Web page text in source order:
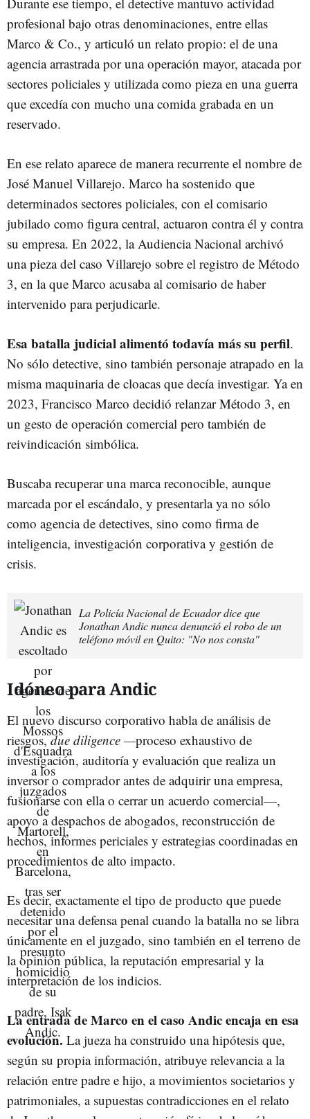
profesional bajo otras denominaciones, entre ellas
Marco & Co., y articuló un relato propio: el de una
agencia arrastrada por una operación mayor, atacada por
sectores policiales y utilizada como pieza en una guerra
que excedía con mucho una comida grabada en un
reservado.
En ese relato aparece de manera recurrente el nombre de
José Manuel Villarejo. Marco ha sostenido que
determinados sectores policiales, con el comisario
jubilado como figura central, actuaron contra él y contra
su empresa. En 2022, la Audiencia Nacional archivó
una pieza del caso Villarejo sobre el registro de Método
3, en la que Marco acusaba al comisario de haber
intervenido para perjudicarle.
Esa batalla judicial alimentó todavía más su perfil.
No sólo detective, sino también personaje atrapado en la
misma maquinaria de cloacas que decía investigar. Ya en
2023, Francisco Marco decidió relanzar Método 3, en
un gesto de operación comercial pero también de
reivindicación simbólica.
Buscaba recuperar una marca reconocible, aunque
marcada por el escándalo, y presentarla ya no sólo
como agencia de detectives, sino como firma de
inteligencia, investigación corporativa y gestión de
crisis.
La Policía Nacional de Ecuador dice que
Jonathan Andic nunca denunció el robo de un
teléfono móvil en Quito: "No nos consta"
Idóneo para Andic
El nuevo discurso corporativo habla de análisis de
riesgos,due diligence —proceso exhaustivo de
investigación, auditoría y evaluación que realiza un
inversor o comprador antes de adquirir una empresa,
fusionarse con ella o cerrar un acuerdo comercial—,
apoyo a despachos de abogados, reconstrucción de
hechos, informes periciales y estrategias coordinadas en
procedimientos de alto impacto.
Es decir, exactamente el tipo de producto que puede
necesitar una defensa penal cuando la batalla no se libra
únicamente en el juzgado, sino también en el terreno de
la opinión pública, la reputación empresarial y la
interpretación de los indicios.
La entrada de Marco en el caso Andic encaja en esa
evolución. La jueza ha construido una hipótesis que,
según su propia información, atribuye relevancia a la
relación entre padre e hijo, a movimientos societarios y
patrimoniales, a supuestas contradicciones en el relato